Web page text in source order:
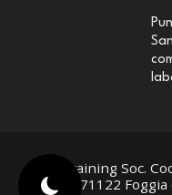
Medtraining Soc.
10, 71122